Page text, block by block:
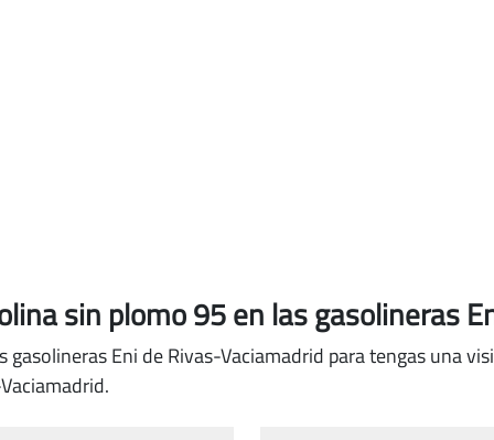
sin plomo 95en las gasolineras
Eni de Rivas-Vaciamadrid para tengas una